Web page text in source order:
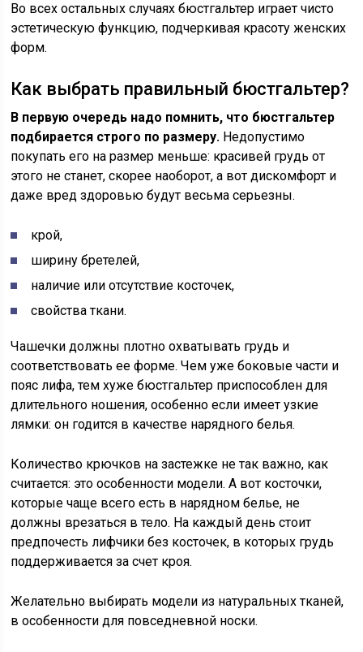
Во всех остальных случаях бюстгальтер играет чисто
эстетическую функцию, подчеркивая красоту женских
форм.
Как выбрать правильный бюстгальтер?
В первую очередь надо помнить, что бюстгальтер
подбирается строго по размеру. Недопустимо
покупать его на размер меньше: красивей грудь от
этого не станет, скорее наоборот, а вот дискомфорт и
даже вред здоровью будут весьма серьезны.
крой,
ширину бретелей,
наличие или отсутствие косточек,
свойства ткани.
Чашечки должны плотно охватывать грудь и
соответствовать ее форме. Чем уже боковые части и
пояс лифа, тем хуже бюстгальтер приспособлен для
длительного ношения, особенно если имеет узкие
лямки: он годится в качестве нарядного белья.
Количество крючков на застежке не так важно, как
считается: это особенности модели. А вот косточки,
которые чаще всего есть в нарядном белье, не
должны врезаться в тело. На каждый день стоит
предпочесть лифчики без косточек, в которых грудь
поддерживается за счет кроя.
Желательно выбирать модели из натуральных тканей,
в особенности для повседневной носки.